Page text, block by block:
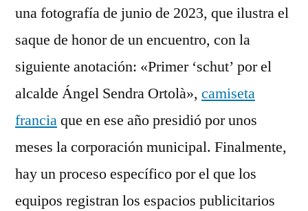
una fotografía de junio de 2023, que ilustra el
saque de honor de un encuentro, con la
siguiente anotación: «Primer ‘schut’ por el
alcalde Ángel Sendra Ortolà», camiseta
franciaque en ese año presidió por unos
meses la corporación municipal. Finalmente,
hay un proceso específico por el que los
equipos registran los espacios publicitarios